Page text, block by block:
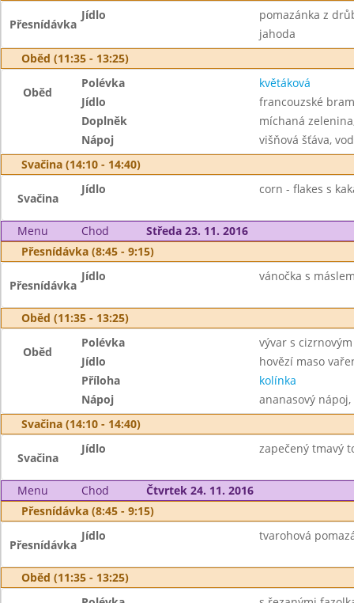
Přesnídávka
Jídlo
pomazánka z
jahoda
Oběd (11:35 - 13:25)
Oběd
Polévka
květáková
Jídlo
francouzské
Doplněk
míchaná
Nápoj
višňová šťáva,
Svačina (14:10 - 14:40)
Svačina
Jídlo corn - flakes s
Menu Chod
Středa 23. 11. 2016
Přesnídávka (8:45 - 9:15)
Přesnídávka
Jídlo vánočka s
Oběd (11:35 - 13:25)
Oběd
Polévka
vývar s
Jídlo
hovězí maso
Příloha
kolínka
Nápoj
ananasový nápoj,
Svačina (14:10 - 14:40)
Svačina
Jídlo zapečený tmavý
Menu Chod
Čtvrtek 24. 11. 2016
Přesnídávka (8:45 - 9:15)
Přesnídávka
Jídlo tvarohová
Oběd (11:35 - 13:25)